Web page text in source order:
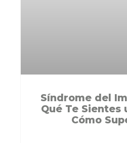
Síndrome del
Qué Te Sientes
Cómo